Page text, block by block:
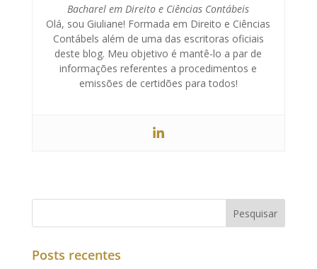
Bacharel em Direito e Ciências Contábeis
Olá, sou Giuliane! Formada em Direito e Ciências
Contábels além de uma das escritoras oficiais
deste blog. Meu objetivo é mantê-lo a par de
informações referentes a procedimentos e
emissões de certidões para todos!
Posts recentes